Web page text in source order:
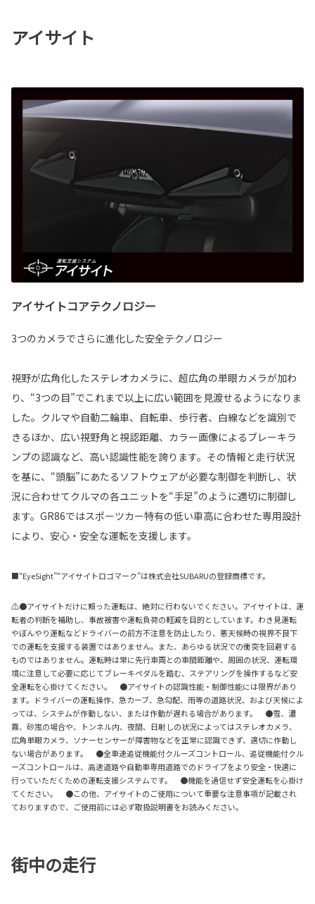
アイサイト
アイサイトコアテクノロジー
3つのカメラでさらに進化した安全テクノロジー
視野が広角化したステレオカメラに、超広角の単眼カメラが加わ
り、“3つの目”でこれまで以上に広い範囲を見渡せるようになりま
した。クルマや自動二輪車、自転車、歩行者、白線などを識別で
きるほか、広い視野角と視認距離、カラー画像によるブレーキラ
ンプの認識など、高い認識性能を誇ります。その情報と走行状況
を基に、“頭脳”にあたるソフトウェアが必要な制御を判断し、状
況に合わせてクルマの各ユニットを“手足”のように適切に制御し
ます。GR86ではスポーツカー特有の低い車高に合わせた専用設計
により、安心・安全な運転を支援します。
■“EyeSight”“アイサイトロゴマーク”は株式会社SUBARUの登録商標です。
⚠●アイサイトだけに頼った運転は、絶対に行わないでください。アイサイトは、運
転者の判断を補助し、事故被害や運転負荷の軽減を目的としています。わき見運転
やぼんやり運転などドライバーの前方不注意を防止したり、悪天候時の視界不良下
での運転を支援する装置ではありません。また、あらゆる状況での衝突を回避する
ものではありません。運転時は常に先行車両との車間距離や、周囲の状況、運転環
境に注意して必要に応じてブレーキペダルを踏む、ステアリングを操作するなど安
全運転を心掛けてください。 ●アイサイトの認識性能・制御性能には限界があり
ます。ドライバーの運転操作、急カーブ、急勾配、雨等の道路状況、および天候によ
っては、システムが作動しない、または作動が遅れる場合があります。 ●雪、濃
霧、砂嵐の場合や、トンネル内、夜間、日射しの状況によってはステレオカメラ、
広角単眼カメラ、ソナーセンサーが障害物などを正常に認識できず、適切に作動し
ない場合があります。 ●全車速追従機能付クルーズコントロール、追従機能付クル
ーズコントロールは、高速道路や自動車専用道路でのドライブをより安全・快適に
行っていただくための運転支援システムです。 ●機能を過信せず安全運転を心掛け
てください。 ●この他、アイサイトのご使用について重要な注意事項が記載され
ておりますので、ご使用前には必ず取扱説明書をお読みください。
街中の走行